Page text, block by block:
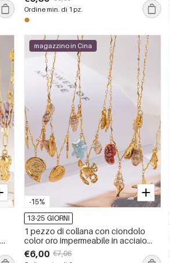
Ordine min. di 1 pz.
-15%
magazzino in Cina
13-25 GIORNI
1 pezzo di collana con ciondolo
color oro impermeabile in acciaio
inossidabile oceanico
€6,00 €7,06